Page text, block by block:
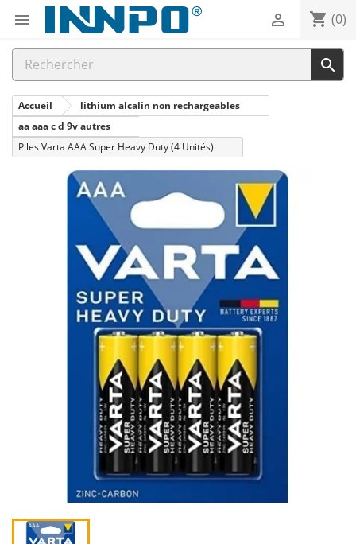
 shopping_cart (0)


Accueil
lithium alcalin non rechargeables
aa aaa c d 9v autres
Piles Varta AAA Super Heavy Duty (4 Unités)